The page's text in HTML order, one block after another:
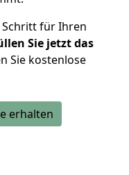
Schritt für Ihren
Sie jetzt das
Sie kostenlose
erhalten